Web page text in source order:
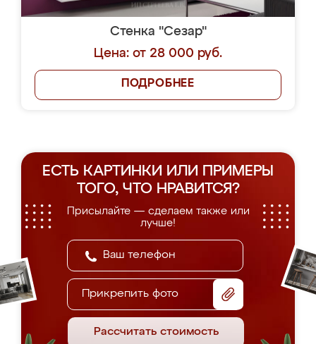
Стенка "Сезар"
Цена: от 28 000 руб.
ПОДРОБНЕЕ
ЕСТЬ КАРТИНКИ ИЛИ ПРИМЕРЫ
ТОГО, ЧТО НРАВИТСЯ?
Присылайте — сделаем также или
лучше!
Прикрепить фото
Рассчитать стоимость